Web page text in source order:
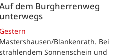
dem Burgherrenweg
unterwegs
Mastershausen/Blankenrath. Bei
Sonnenschein und